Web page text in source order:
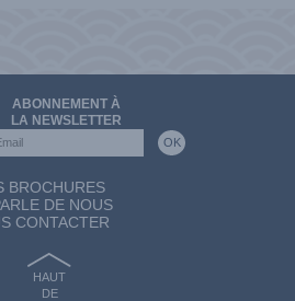
ABONNEMENT À
LA NEWSLETTER
BROCHURES
DE NOUS
CONTACTER
HAUT
DE